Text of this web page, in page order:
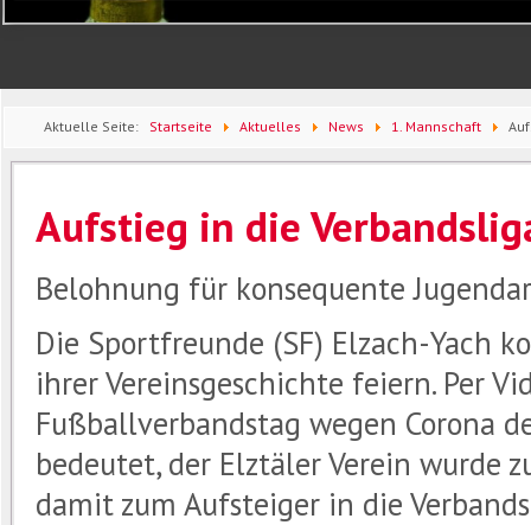
Aktuelle Seite: Startseite Aktuelles News 1. Mannschaft
Aufstieg in die
Belohnung für konsequente
Die Sportfreunde (SF) Elzach-Yach
ihrer Vereinsgeschichte feiern. Per
Fußballverbandstag wegen Corona
bedeutet, der Elztäler Verein wurde
damit zum Aufsteiger in die